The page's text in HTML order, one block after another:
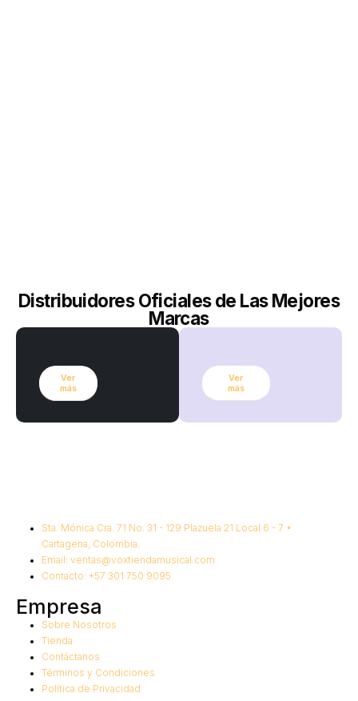
Distribuidores Oficiales de Las Mejores
Marcas
Ver
más
Ver
más
Sta. Mónica Cra. 71 No. 31 - 129 Plazuela 21 Local 6 - 7 •
Cartagena, Colombia.
Email: ventas@voxtiendamusical.com
Contacto: +57 301 750 9095
Empresa
Sobre Nosotros
Tienda
Contáctanos
Términos y Condiciones
Política de Privacidad